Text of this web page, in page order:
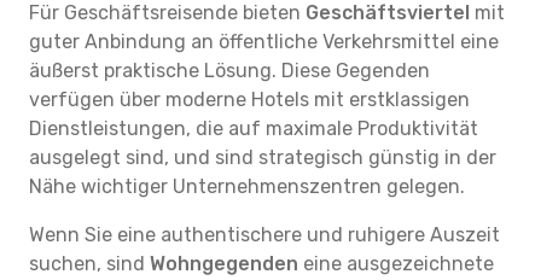
Für Geschäftsreisende bieten Geschäftsviertel mit
guter Anbindung an öffentliche Verkehrsmittel eine
äußerst praktische Lösung. Diese Gegenden
verfügen über moderne Hotels mit erstklassigen
Dienstleistungen, die auf maximale Produktivität
ausgelegt sind, und sind strategisch günstig in der
Nähe wichtiger Unternehmenszentren gelegen.
Wenn Sie eine authentischere und ruhigere Auszeit
suchen, sind Wohngegenden eine ausgezeichnete